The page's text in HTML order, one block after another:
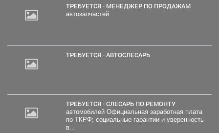
ТРЕБУЕТСЯ - МЕНЕДЖЕР ПО ПРОДАЖАМ
автозапчастей
ТРЕБУЕТСЯ - АВТОСЛЕСАРЬ
ТРЕБУЕТСЯ - СЛЕСАРЬ ПО РЕМОНТУ
автомобилей Официальная заработная плата
по ТКРФ; социальные гарантии и уверенность
в...